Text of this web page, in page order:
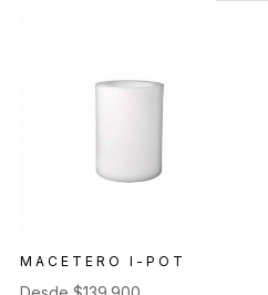
MACETERO I-POT